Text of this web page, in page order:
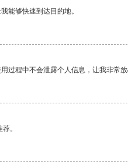
能够快速到达目的地。
过程中不会泄露个人信息，让我非常
。